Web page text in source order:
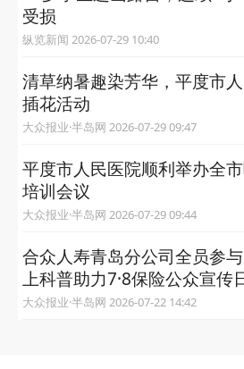
受损
纵览新闻 2026-07-29 10:40
清草纳暑趣染芳华，平度市
插花活动
大众报业·半岛网 2026-07-29 09:47
平度市人民医院顺利举办全
培训会议
大众报业·半岛网 2026-07-29 09:44
合众人寿青岛分公司全员参
上科普助力7·8保险公众宣传
大众报业·半岛网 2026-07-22 14:42